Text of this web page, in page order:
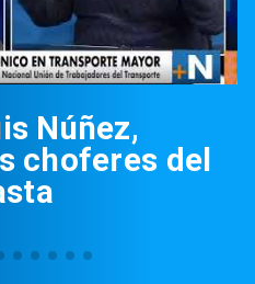
Núñez,
choferes del